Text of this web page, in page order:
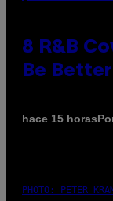
8 R&B
Be
hace 15 horas
PHOTO: PETER